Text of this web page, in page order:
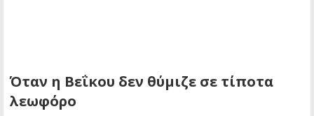
Όταν η Βεΐκου δεν θύμιζε σε τίποτα
λεωφόρο